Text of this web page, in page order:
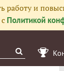
и
Политикой